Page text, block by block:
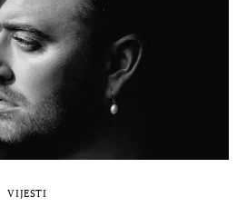
VIJESTI